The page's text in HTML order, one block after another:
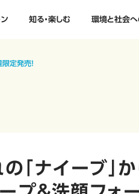
知る・楽しむ 環境と社会
定発売！
「ナイーブ」